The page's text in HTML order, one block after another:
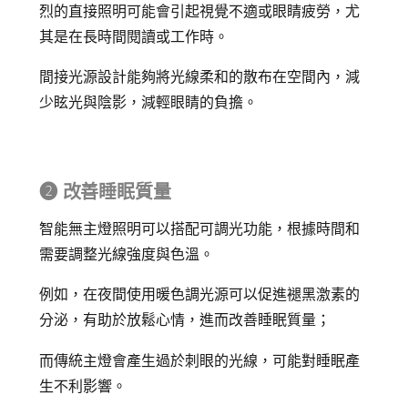
烈的直接照明可能會引起視覺不適或眼睛疲勞，尤
其是在長時間閱讀或工作時。
間接光源設計能夠將光線柔和的散布在空間內，減
少眩光與陰影，減輕眼睛的負擔。
➋ 改善睡眠質量
智能無主燈照明可以搭配可調光功能，根據時間和
需要調整光線強度與色溫。
例如，在夜間使用暖色調光源可以促進褪黑激素的
分泌，有助於放鬆心情，進而改善睡眠質量；
而傳統主燈會產生過於刺眼的光線，可能對睡眠產
生不利影響。